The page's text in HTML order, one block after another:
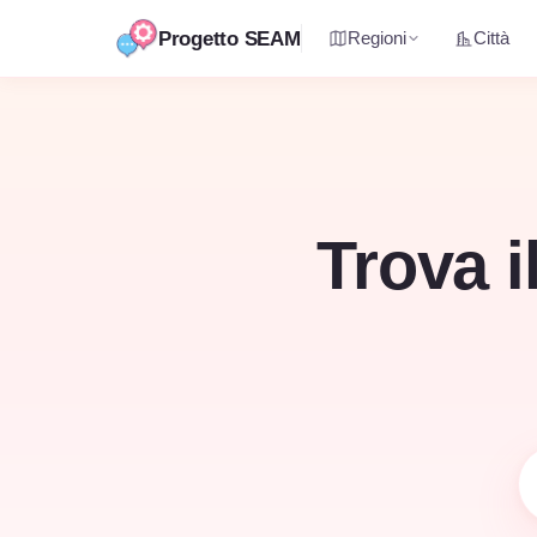
Progetto SEAM Regioni Città
Trova